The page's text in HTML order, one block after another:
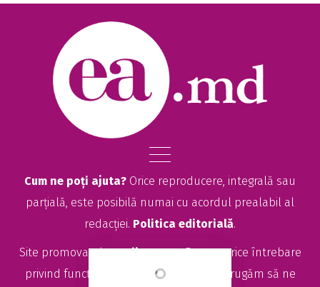
Cum ne poți ajuta? Orice reproducere, integrală sau
parțială, este posibilă numai cu acordul prealabil al
redacției. Politica editorială.
Site promovat deseolitte.com. Pentru orice întrebare
privind funcționarea site-ului EA.md, vă rugăm să ne